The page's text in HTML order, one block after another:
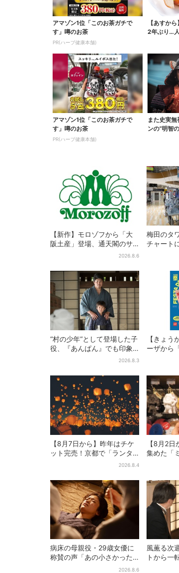
アマゾン1位「このお茶ガチで
す」噂のお茶
PR(ハーブ健康本舗)
【あすか
2年ぶり…
アマゾン1位「このお茶ガチで
す」噂のお茶
PR(ハーブ健康本舗)
また史実
ンの“明智
【新作】モロゾフから「大
阪土産」登場、通天閣のサ
クサクスイーツ 6カ所で順2026.8.6
梅田のタ
チャート
に混じり
“村の少年”として登場した子
役、『あんぱん』でも印象
的だった…視聴者驚き「どう
2026.8.3
【きょう
ーザから
質無料…
【8月7日から】昨年はチケ
ット完売！京都で「ランタ
ンフェス」、最大3500の光
2026.8.4
【8月2
集めた「
き」初グ
病床の母親役・29歳女優に
称賛の声「あの小さかった
加恋ちゃんが…」朝ドラ視聴
2026.8.6
風薫る次
トから一
也の登場